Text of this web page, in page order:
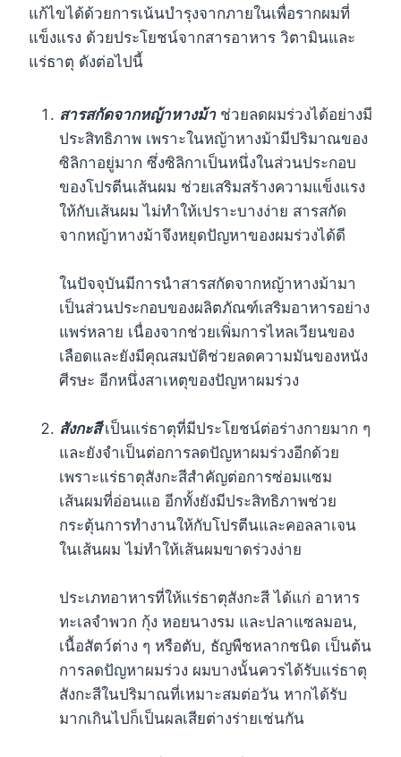
แก้ไขได้ด้วยการเน้นบำรุงจากภายในเพื่อรากผมที่
แข็งแรง ด้วยประโยชน์จากสารอาหาร วิตามินและ
แร่ธาตุ ดังต่อไปนี้
สารสกัดจากหญ้าหางม้าช่วยลดผมร่วงได้อย่างมี
ประสิทธิภาพ เพราะในหญ้าหางม้ามีปริมาณของ
ซิลิกาอยู่มาก ซึ่งซิลิกาเป็นหนึ่งในส่วนประกอบ
ของโปรตีนเส้นผม ช่วยเสริมสร้างความแข็งแรง
ให้กับเส้นผม ไม่ทำให้เปราะบางง่าย สารสกัด
จากหญ้าหางม้าจึงหยุดปัญหาของผมร่วงได้ดี
ในปัจจุบันมีการนำสารสกัดจากหญ้าหางม้ามา
เป็นส่วนประกอบของผลิตภัณฑ์เสริมอาหารอย่าง
แพร่หลาย เนื่องจากช่วยเพิ่มการไหลเวียนของ
เลือดและยังมีคุณสมบัติช่วยลดความมันของหนัง
ศีรษะ อีกหนึ่งสาเหตุของปัญหาผมร่วง
สังกะสี เป็นแร่ธาตุที่มีประโยชน์ต่อร่างกายมาก ๆ
และยังจำเป็นต่อการลดปัญหาผมร่วงอีกด้วย
เพราะแร่ธาตุสังกะสีสำคัญต่อการซ่อมแซม
เส้นผมที่อ่อนแอ อีกทั้งยังมีประสิทธิภาพช่วย
กระตุ้นการทำงานให้กับโปรตีนและคอลลาเจน
ในเส้นผม ไม่ทำให้เส้นผมขาดร่วงง่าย
ประเภทอาหารที่ให้แร่ธาตุสังกะสี ได้แก่ อาหาร
ทะเลจำพวก กุ้ง หอยนางรม และปลาแซลมอน,
เนื้อสัตว์ต่าง ๆ หรือตับ, ธัญพืชหลากชนิด เป็นต้น
การลดปัญหาผมร่วง ผมบางนั้นควรได้รับแร่ธาตุ
สังกะสีในปริมาณที่เหมาะสมต่อวัน หากได้รับ
มากเกินไปก็เป็นผลเสียต่างร่ายเช่นกัน